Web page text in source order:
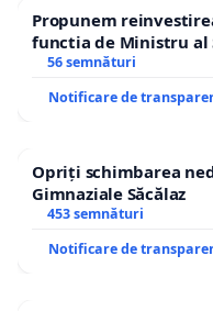
Propunem
functia de Ministru al
56 semnături
Notificare de
Opriți schimbarea
Gimnaziale Săcălaz
453 semnături
Notificare de